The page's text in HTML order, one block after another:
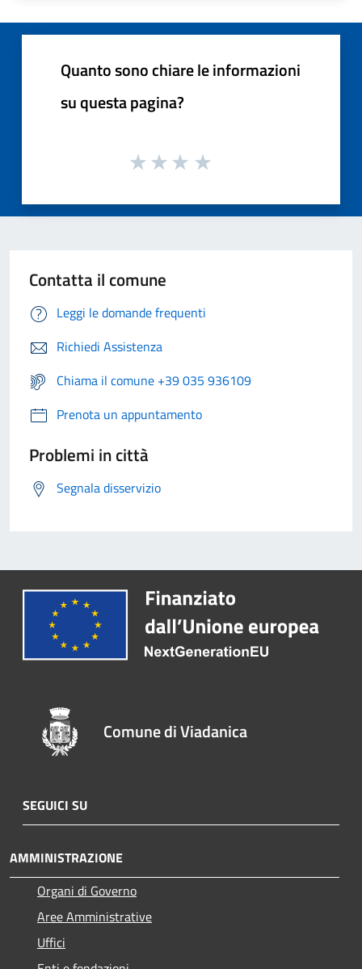
Quanto sono chiare le informazioni
su questa pagina?
Contatta il comune
Leggi le domande frequenti
Richiedi Assistenza
Chiama il comune +39 035 936109
Prenota un appuntamento
Problemi in città
Segnala disservizio
Comune di Viadanica
SEGUICI SU
AMMINISTRAZIONE
Organi di Governo
Aree Amministrative
Uffici